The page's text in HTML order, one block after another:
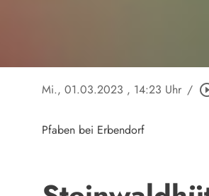
Mi., 01.03.2023 , 14:23 Uhr /
Pfaben bei Erbendorf